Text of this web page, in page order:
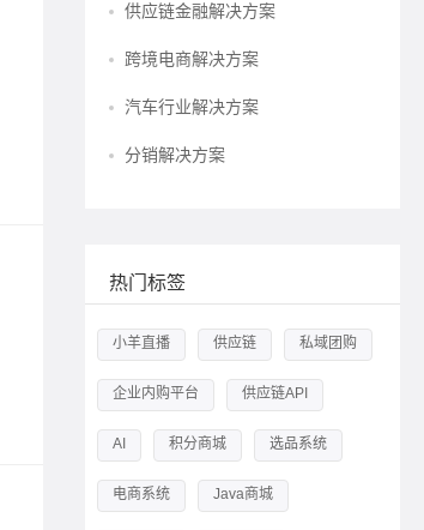
要想获
供应链金融解决方案
跨境电商解决方案
汽车行业解决方案
分销解决方案
热门标签
小羊直播 供应链 私域团购
企业内购平台 供应链API
AI 积分商城 选品系统
电商系统 Java商城